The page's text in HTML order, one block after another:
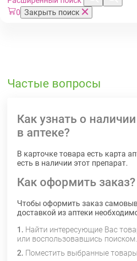
0 Закрыть поиск
Частые вопросы
Как узнать о
в аптеке?
В карточке товара есть карта
есть в наличии этот препарат.
Как оформить заказ?
Чтобы оформить заказ
доставкой из аптеки
Найти интересующие Вас
или воспользовавшись поиском.
Поместить выбранные